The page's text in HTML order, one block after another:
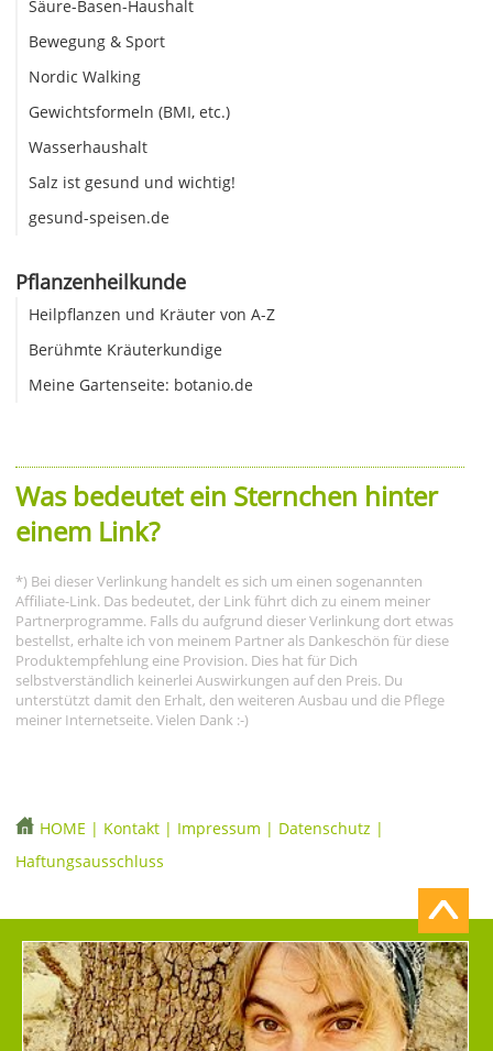
Säure-Basen-Haushalt
Bewegung & Sport
Nordic Walking
Gewichtsformeln (BMI, etc.)
Wasserhaushalt
Salz ist gesund und wichtig!
gesund-speisen.de
Pflanzenheilkunde
Heilpflanzen und Kräuter von A-Z
Berühmte Kräuterkundige
Meine Gartenseite: botanio.de
Was bedeutet ein Sternchen hinter
einem Link?
*) Bei dieser Verlinkung handelt es sich um einen sogenannten
Affiliate-Link. Das bedeutet, der Link führt dich zu einem meiner
Partnerprogramme. Falls du aufgrund dieser Verlinkung dort etwas
bestellst, erhalte ich von meinem Partner als Dankeschön für diese
Produktempfehlung eine Provision. Dies hat für Dich
selbstverständlich keinerlei Auswirkungen auf den Preis. Du
unterstützt damit den Erhalt, den weiteren Ausbau und die Pflege
meiner Internetseite. Vielen Dank :-)
HOME | Kontakt | Impressum | Datenschutz |
Haftungsausschluss